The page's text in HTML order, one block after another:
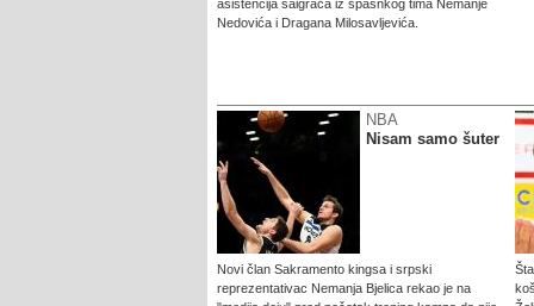
asistencija saigrača iz špasnkog tima Nemanje
Nedovića i Dragana Milosavljevića.
NBA
Nisam samo šuter
Novi član Sakramento kingsa i srpski
reprezentativac Nemanja Bjelica rekao je na